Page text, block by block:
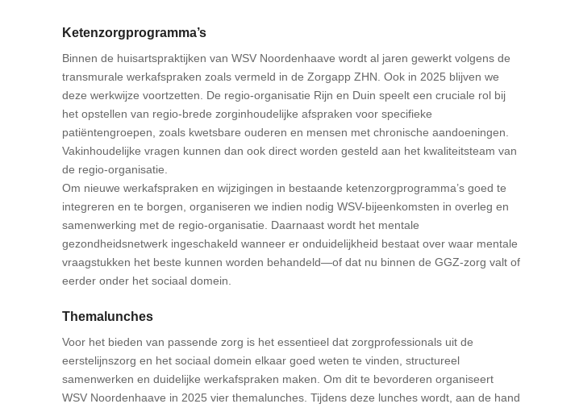
Ketenzorgprogramma’s
Binnen de huisartspraktijken van WSV Noordenhaave wordt al jaren gewerkt volgens de
transmurale werkafspraken zoals vermeld in de Zorgapp ZHN. Ook in 2025 blijven we
deze werkwijze voortzetten. De regio-organisatie Rijn en Duin speelt een cruciale rol bij
het opstellen van regio-brede zorginhoudelijke afspraken voor specifieke
patiëntengroepen, zoals kwetsbare ouderen en mensen met chronische aandoeningen.
Vakinhoudelijke vragen kunnen dan ook direct worden gesteld aan het kwaliteitsteam van
de regio-organisatie.
Om nieuwe werkafspraken en wijzigingen in bestaande ketenzorgprogramma’s goed te
integreren en te borgen, organiseren we indien nodig WSV-bijeenkomsten in overleg en
samenwerking met de regio-organisatie. Daarnaast wordt het mentale
gezondheidsnetwerk ingeschakeld wanneer er onduidelijkheid bestaat over waar mentale
vraagstukken het beste kunnen worden behandeld—of dat nu binnen de GGZ-zorg valt of
eerder onder het sociaal domein.
Themalunches
Voor het bieden van passende zorg is het essentieel dat zorgprofessionals uit de
eerstelijnszorg en het sociaal domein elkaar goed weten te vinden, structureel
samenwerken en duidelijke werkafspraken maken. Om dit te bevorderen organiseert
WSV Noordenhaave in 2025 vier themalunches. Tijdens deze lunches wordt, aan de hand